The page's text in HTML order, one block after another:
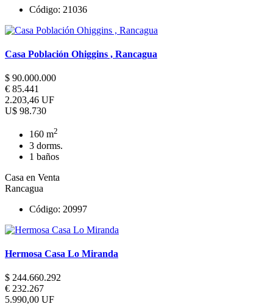
Código: 21036
Casa Población Ohiggins , Rancagua
$ 90.000.000
€ 85.441
2.203,46 UF
U$ 98.730
160 m2
3 dorms.
1 baños
Casa en Venta
Rancagua
Código: 20997
Hermosa Casa Lo Miranda
$ 244.660.292
€ 232.267
5.990,00 UF